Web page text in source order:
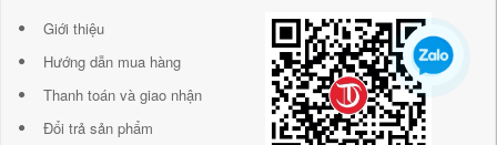
Giới thiệu
Hướng dẫn mua hàng
Thanh toán và giao nhận
Đổi trả sản phẩm